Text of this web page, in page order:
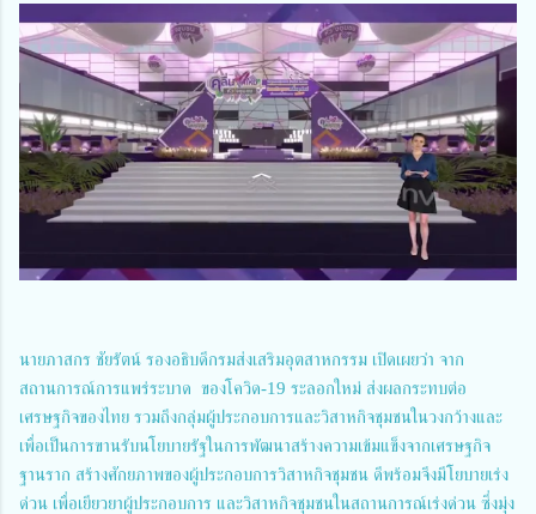
นายภาสกร ชัยรัตน์ รองอธิบดีกรมส่งเสริมอุตสาหกรรม เปิดเผยว่า จาก
สถานการณ์การแพร่ระบาด ของโควิด-19 ระลอกใหม่ ส่งผลกระทบต่อ
เศรษฐกิจของไทย รวมถึงกลุ่มผู้ประกอบการและวิสาหกิจชุมชนในวงกว้างและ
เพื่อเป็นการขานรับนโยบายรัฐในการพัฒนาสร้างความเข้มแข็งจากเศรษฐกิจ
ฐานราก สร้างศักยภาพของผู้ประกอบการวิสาหกิจชุมชน ดีพร้อมจึงมีโยบายเร่ง
ด่วน เพื่อเยียวยาผู้ประกอบการ และวิสาหกิจชุมชนในสถานการณ์เร่งด่วน ซึ่งมุ่ง